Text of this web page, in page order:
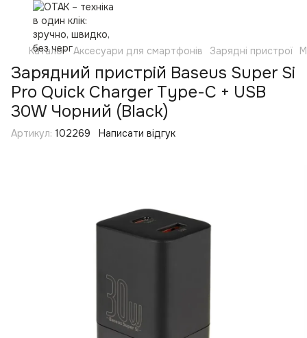
Каталог Аксесуари для смартфонів Зарядні пристрої
Зарядний пристрій Baseus Super Si
Pro Quick Charger Type-C + USB
30W Чорний (Black)
Артикул: 102269 Написати відгук